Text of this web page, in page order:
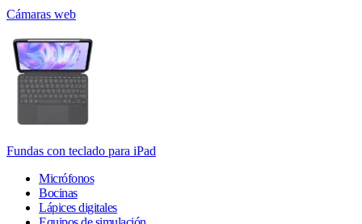
Cámaras web
Fundas con teclado para iPad
Micrófonos
Bocinas
Lápices digitales